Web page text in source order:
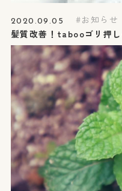
2020.09.05
お知らせ
髪質改善！tabooゴリ押